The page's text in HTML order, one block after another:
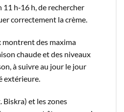
11 h‑16 h, de rechercher
correctement la crème.​
montrent des maxima
chaude et des niveaux
à suivre au jour le jour
extérieure.​
Biskra) et les zones